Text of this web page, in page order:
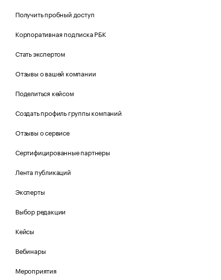
Получить пробный доступ
Корпоративная подписка РБК
Стать экспертом
Отзывы о вашей компании
Поделиться кейсом
Создать профиль группы компаний
Отзывы о сервисе
Сертифицированные партнеры
Лента публикаций
Эксперты
Выбор редакции
Кейсы
Вебинары
Мероприятия